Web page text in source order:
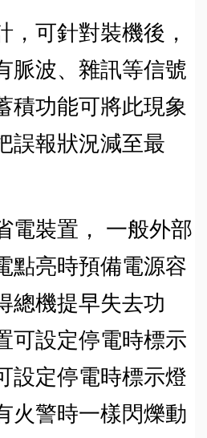
，可針對裝機後，
脈波、雜訊等信號
積功能可將此現象
誤報狀況減至最
電裝置， 一般外部
點亮時預備電源容
總機提早失去功
可設定停電時標示
設定停電時標示燈
火警時一樣閃爍動